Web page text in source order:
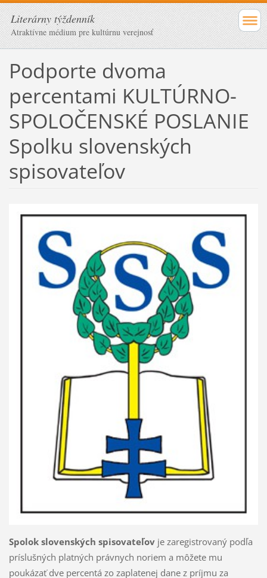
Literárny týždenník
Atraktívne médium pre kultúrnu verejnosť
Podporte dvoma
percentami KULTÚRNO-
SPOLOČENSKÉ POSLANIE
Spolku slovenských
spisovateľov
Spolok slovenských spisovateľovje zaregistrovaný podľa
príslušných platných právnych noriem a môžete mu
poukázať dve percentá zo zaplatenej dane z príjmu za